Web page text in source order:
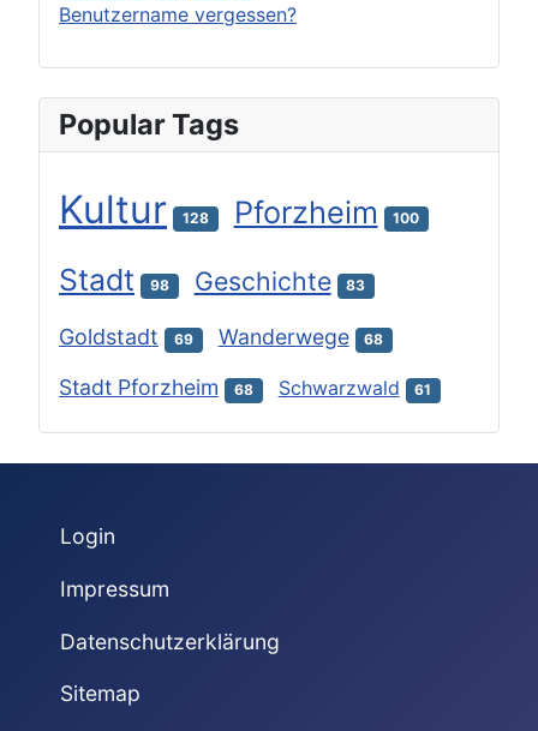
Benutzername vergessen?
Popular Tags
Kultur 128 Pforzheim 100
Stadt 98 Geschichte 83
Goldstadt 69 Wanderwege 68
Stadt Pforzheim 68 Schwarzwald 61
Login
Impressum
Datenschutzerklärung
Sitemap